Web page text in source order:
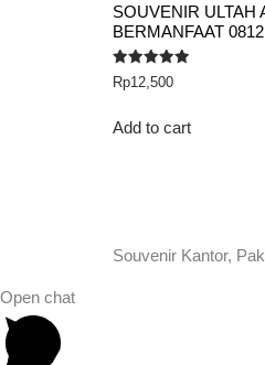
SOUVENIR ULTAH
BERMANFAAT
Rated
5.00
Rp12,500
Add to cart
Souvenir Kantor,
Open chat